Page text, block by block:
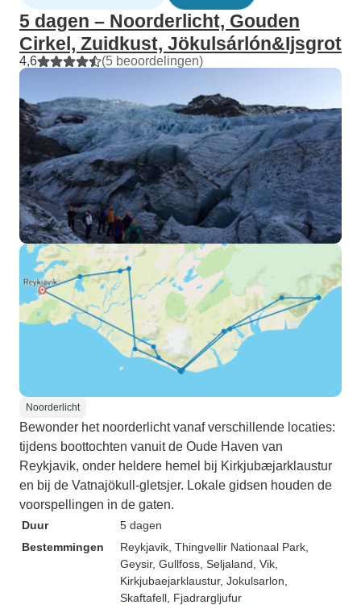
5 dagen – Noorderlicht, Gouden
Cirkel, Zuidkust, Jökulsárlón&Ijsgrot
4,6 (5 beoordelingen)
Noorderlicht
Bewonder het noorderlicht vanaf verschillende locaties:
tijdens boottochten vanuit de Oude Haven van
Reykjavik, onder heldere hemel bij Kirkjubæjarklaustur
en bij de Vatnajökull-gletsjer. Lokale gidsen houden de
voorspellingen in de gaten.
Duur
5 dagen
Bestemmingen
Reykjavik , Thingvellir Nationaal Park
Geysir, Gullfoss , Seljaland , Vik
Kirkjubaejarklaustur, Jokulsarlon
Skaftafell , Fjadrargljufur